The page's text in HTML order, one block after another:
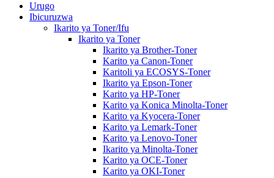
Urugo
Ibicuruzwa
Ikarito ya Toner/Ifu
Ikarito ya Toner
Ikarito ya Brother-Toner
Karito ya Canon-Toner
Karitoli ya ECOSYS-Toner
Ikarito ya Epson-Toner
Karito ya HP-Toner
Karito ya Konica Minolta-Toner
Karito ya Kyocera-Toner
Karito ya Lemark-Toner
Karito ya Lenovo-Toner
Ikarito ya Minolta-Toner
Karito ya OCE-Toner
Karito ya OKI-Toner